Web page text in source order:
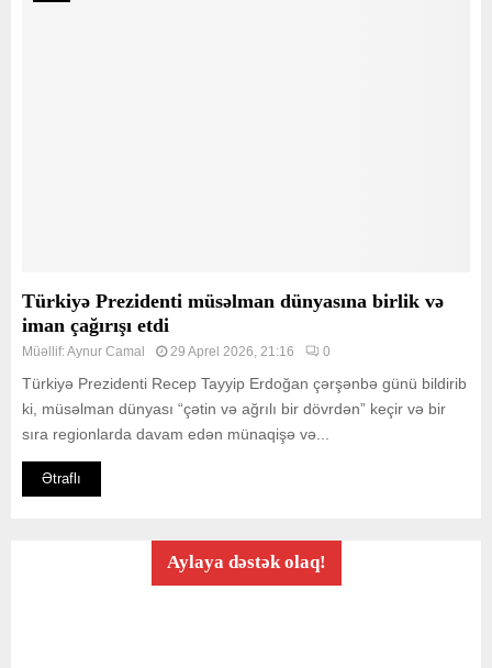
Türkiyə Prezidenti müsəlman dünyasına birlik və
iman çağırışı etdi
Müəllif:Aynur Camal 29 Aprel 2026, 21:16 0
Türkiyə Prezidenti Recep Tayyip Erdoğan çərşənbə günü bildirib
ki, müsəlman dünyası “çətin və ağrılı bir dövrdən” keçir və bir
sıra regionlarda davam edən münaqişə və...
Ətraflı
Aylaya dəstək olaq!